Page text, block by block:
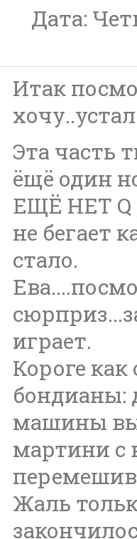
Дата:
Итак
Эта часть
ёщё один
ЕЩЁ НЕТ Q
не бегает
стало.
играет.
Короге
бондианы:
машины
мартини с
Жаль